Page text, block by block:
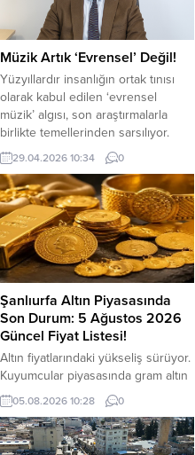
Müzik Artık ‘Evrensel’ Değil!
Yüzyıllardır insanlığın ortak tınısı
olarak kabul edilen ‘evrensel
müzik’ algısı, son araştırmalarla
birlikte temellerinden sarsılıyor.
Nature Dergisi’nde yayımlanan son
araştırma notaların her beyinde
aynı yankıyı uyandırmadığını, aksine
her bireyin kendi kültürel atlasına
göre şekillenen özgün bir algı
dünyası olduğunu ortaya koydu.
Müzik dinlemenin beynin sadece
bir ses duyma eyleminden çok...
29.04.2026 10:34 0
Şanlıurfa Altın Piyasasında
Son Durum: 5 Ağustos 2026
Güncel Fiyat Listesi!
Altın fiyatlarındaki yükseliş sürüyor.
Kuyumcular piyasasında gram altın
6 bin 330 TL seviyesinden işlem
görürken, yatırımcılar fiyat
hareketlerini yakından takip ediyor.
Haftanın üçüncü işlem gününde
05.08.2026 10:28 0